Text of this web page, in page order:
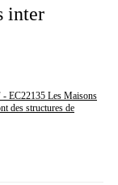
inter
- EC22135 Les Maisons
des structures de